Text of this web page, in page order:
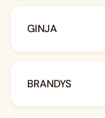
GINJA
BRANDYS